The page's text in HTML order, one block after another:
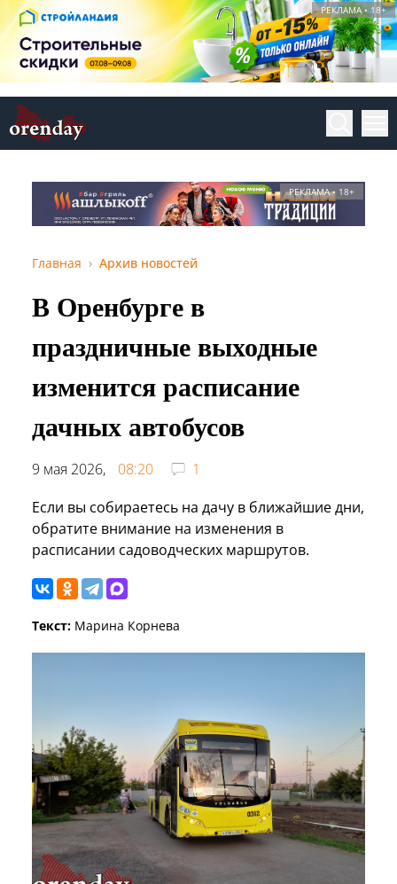
РЕКЛАМА • 18+
РЕКЛАМА • 18+
Главная Архив новостей
В Оренбурге в
праздничные выходные
изменится расписание
дачных автобусов
9 мая 2026, 08:20
1
Если вы собираетесь на дачу в ближайшие дни,
обратите внимание на изменения в
расписании садоводческих маршрутов.
Текст: Марина Корнева